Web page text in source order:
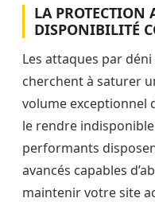
LA PROTECTION
DISPONIBILITÉ
Les attaques par
cherchent à saturer
volume exceptionnel
le rendre
performants
avancés capables
maintenir votre site